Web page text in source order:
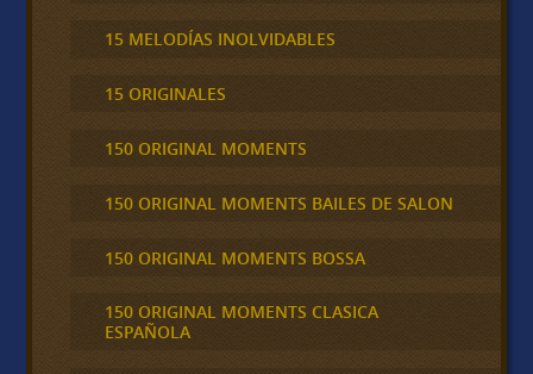
15 MELODÍAS INOLVIDABLES
15 ORIGINALES
150 ORIGINAL MOMENTS
150 ORIGINAL MOMENTS BAILES DE SALON
150 ORIGINAL MOMENTS BOSSA
150 ORIGINAL MOMENTS CLASICA
ESPAÑOLA